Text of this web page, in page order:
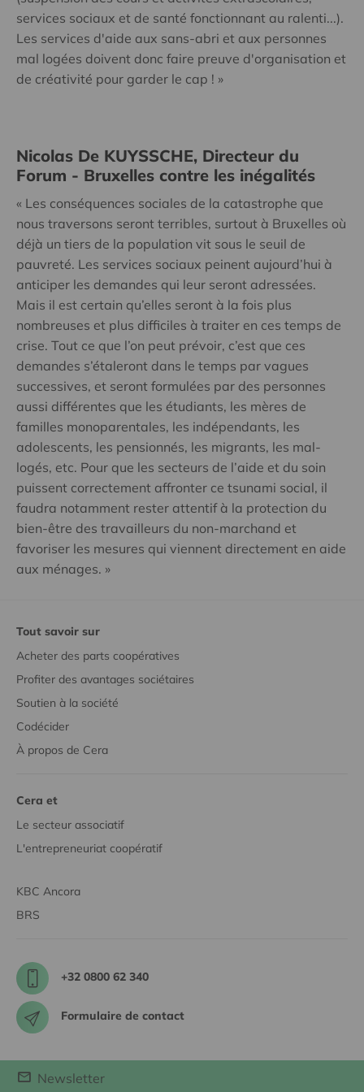
services sociaux et de santé fonctionnant au ralenti...).
Les services d'aide aux sans-abri et aux personnes
mal logées doivent donc faire preuve d'organisation et
de créativité pour garder le cap ! »
Nicolas De KUYSSCHE, Directeur du
Forum - Bruxelles contre les inégalités
« Les conséquences sociales de la catastrophe que
nous traversons seront terribles, surtout à Bruxelles où
déjà un tiers de la population vit sous le seuil de
pauvreté. Les services sociaux peinent aujourd’hui à
anticiper les demandes qui leur seront adressées.
Mais il est certain qu’elles seront à la fois plus
nombreuses et plus difficiles à traiter en ces temps de
crise. Tout ce que l’on peut prévoir, c’est que ces
demandes s’étaleront dans le temps par vagues
successives, et seront formulées par des personnes
aussi différentes que les étudiants, les mères de
familles monoparentales, les indépendants, les
adolescents, les pensionnés, les migrants, les mal-
logés, etc. Pour que les secteurs de l’aide et du soin
puissent correctement affronter ce tsunami social, il
faudra notamment rester attentif à la protection du
bien-être des travailleurs du non-marchand et
favoriser les mesures qui viennent directement en aide
aux ménages. »
Tout savoir sur
Acheter des parts coopératives
Profiter des avantages sociétaires
Soutien à la société
Codécider
À propos de Cera
Cera et
Le secteur associatif
L'entrepreneuriat coopératif
KBC Ancora
BRS
+32 0800 62 340
Formulaire de contact
Newsletter